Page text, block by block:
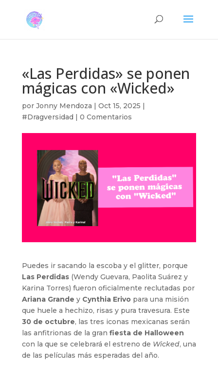
«Las Perdidas» se ponen
mágicas con «Wicked»
por Jonny Mendoza | Oct 15, 2025 |
#Dragversidad | 0 Comentarios
Puedes ir sacando la escoba y el glitter, porque
Las Perdidas(Wendy Guevara, Paolita Suárez y
Karina Torres) fueron oficialmente reclutadas por
Ariana Grande y Cynthia Erivopara una misión
que huele a hechizo, risas y pura travesura. Este
30 de octubre, las tres iconas mexicanas serán
las anfitrionas de la gran fiesta de Halloween
con la que se celebrará el estreno de Wicked, una
de las películas más esperadas del año.